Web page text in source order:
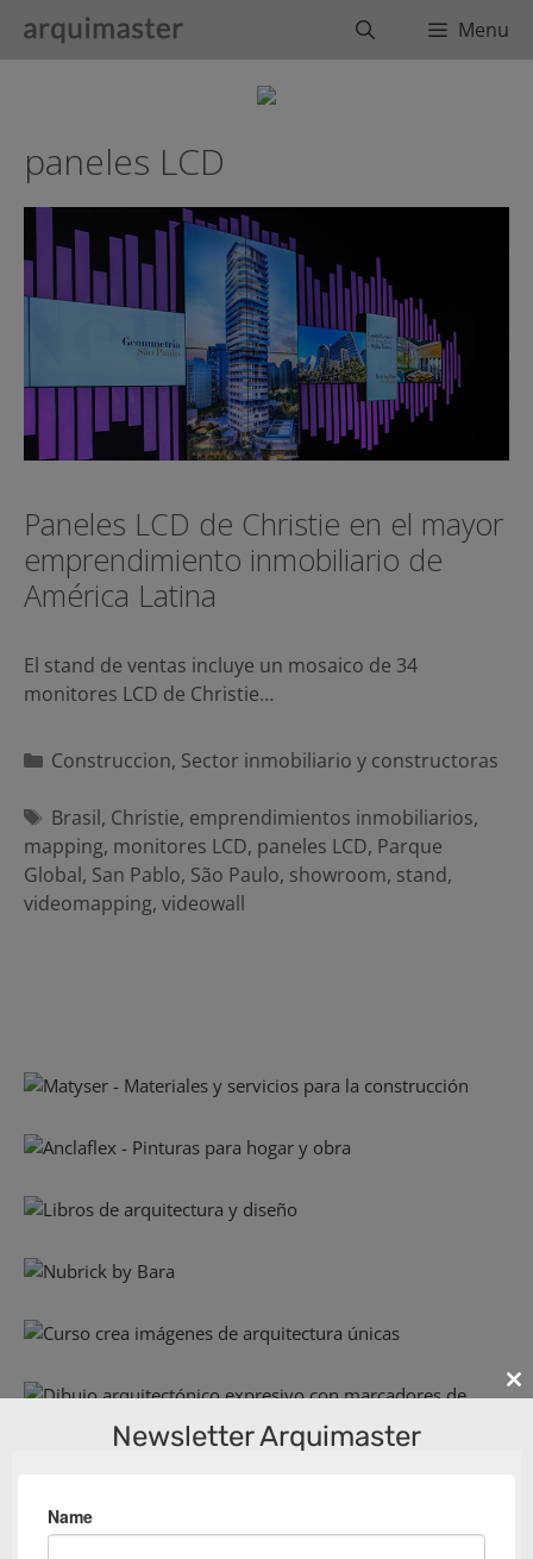
BuscarMenu
paneles LCD
Paneles LCD de Christie en el mayor
emprendimiento inmobiliario de
América Latina
El stand de ventas incluye un mosaico de 34
monitores LCD de Christie…
Categorías
Construccion, Sector inmobiliario y constructoras
Etiquetas
Brasil, Christie, emprendimientos inmobiliarios,
mapping, monitores LCD, paneles LCD, Parque
Global, San Pablo, São Paulo, showroom, stand,
videomapping, videowall
Newsletter Arquimaster